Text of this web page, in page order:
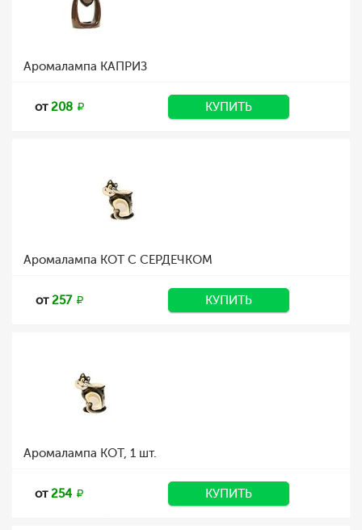
Аромалампа КАПРИЗ
от208 КУПИТЬ
Аромалампа КОТ С СЕРДЕЧКОМ
от257 КУПИТЬ
Аромалампа КОТ, 1 шт.
от254 КУПИТЬ